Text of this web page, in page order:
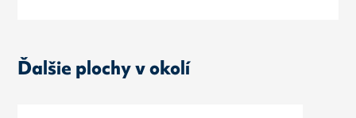
Ďalšie plochy v okolí